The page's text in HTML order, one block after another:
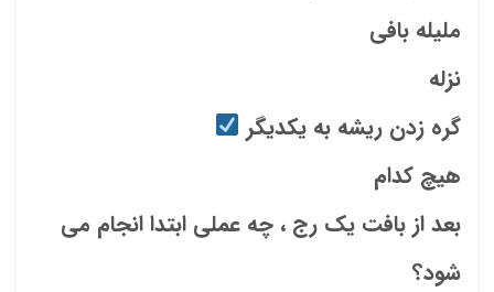
ملیله بافی
نزله
گره زدن ریشه به یکدیگر
هیچ کدام
بعد از بافت یک رج ، چه عملی ابتدا انجام می
شود؟